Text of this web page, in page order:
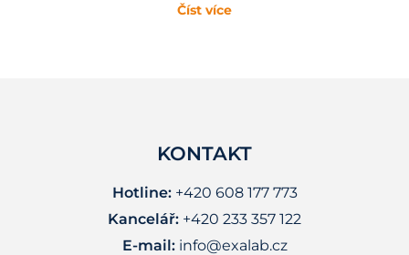
Číst více
KONTAKT
Hotline:+420 608 177 773
Kancelář: +420 233 357 122
E-mail: info@exalab.cz